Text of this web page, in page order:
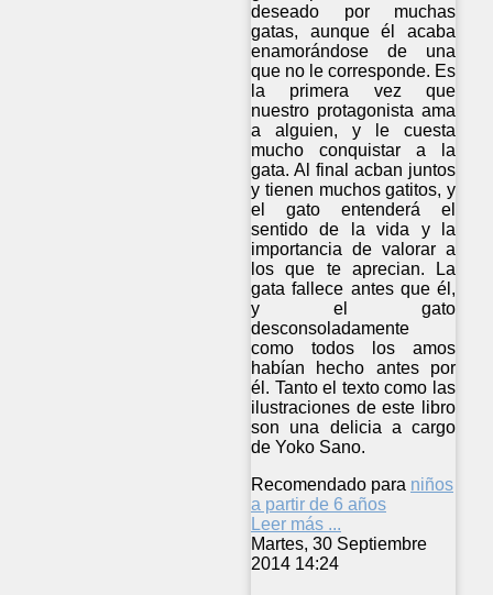
deseado por muchas
gatas, aunque él acaba
enamorándose de una
que no le corresponde. Es
la primera vez que
nuestro protagonista ama
a alguien, y le cuesta
mucho conquistar a la
gata. Al final acban juntos
y tienen muchos gatitos, y
el gato entenderá el
sentido de la vida y la
importancia de valorar a
los que te aprecian. La
gata fallece antes que él,
y el gato
desconsoladamente
como todos los amos
habían hecho antes por
él. Tanto el texto como las
ilustraciones de este libro
son una delicia a cargo
de Yoko Sano.
Recomendado para niños
a partir de 6 años
Leer más ...
Martes, 30 Septiembre
2014 14:24